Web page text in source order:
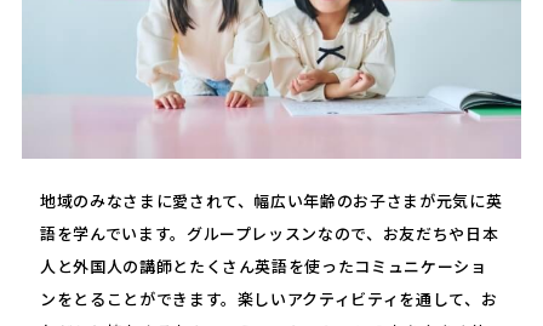
地域のみなさまに愛されて、幅広い年齢のお子さまが元気に英
語を学んでいます。グループレッスンなので、お友だちや日本
人と外国人の講師とたくさん英語を使ったコミュニケーショ
ンをとることができます。楽しいアクティビティを通して、お